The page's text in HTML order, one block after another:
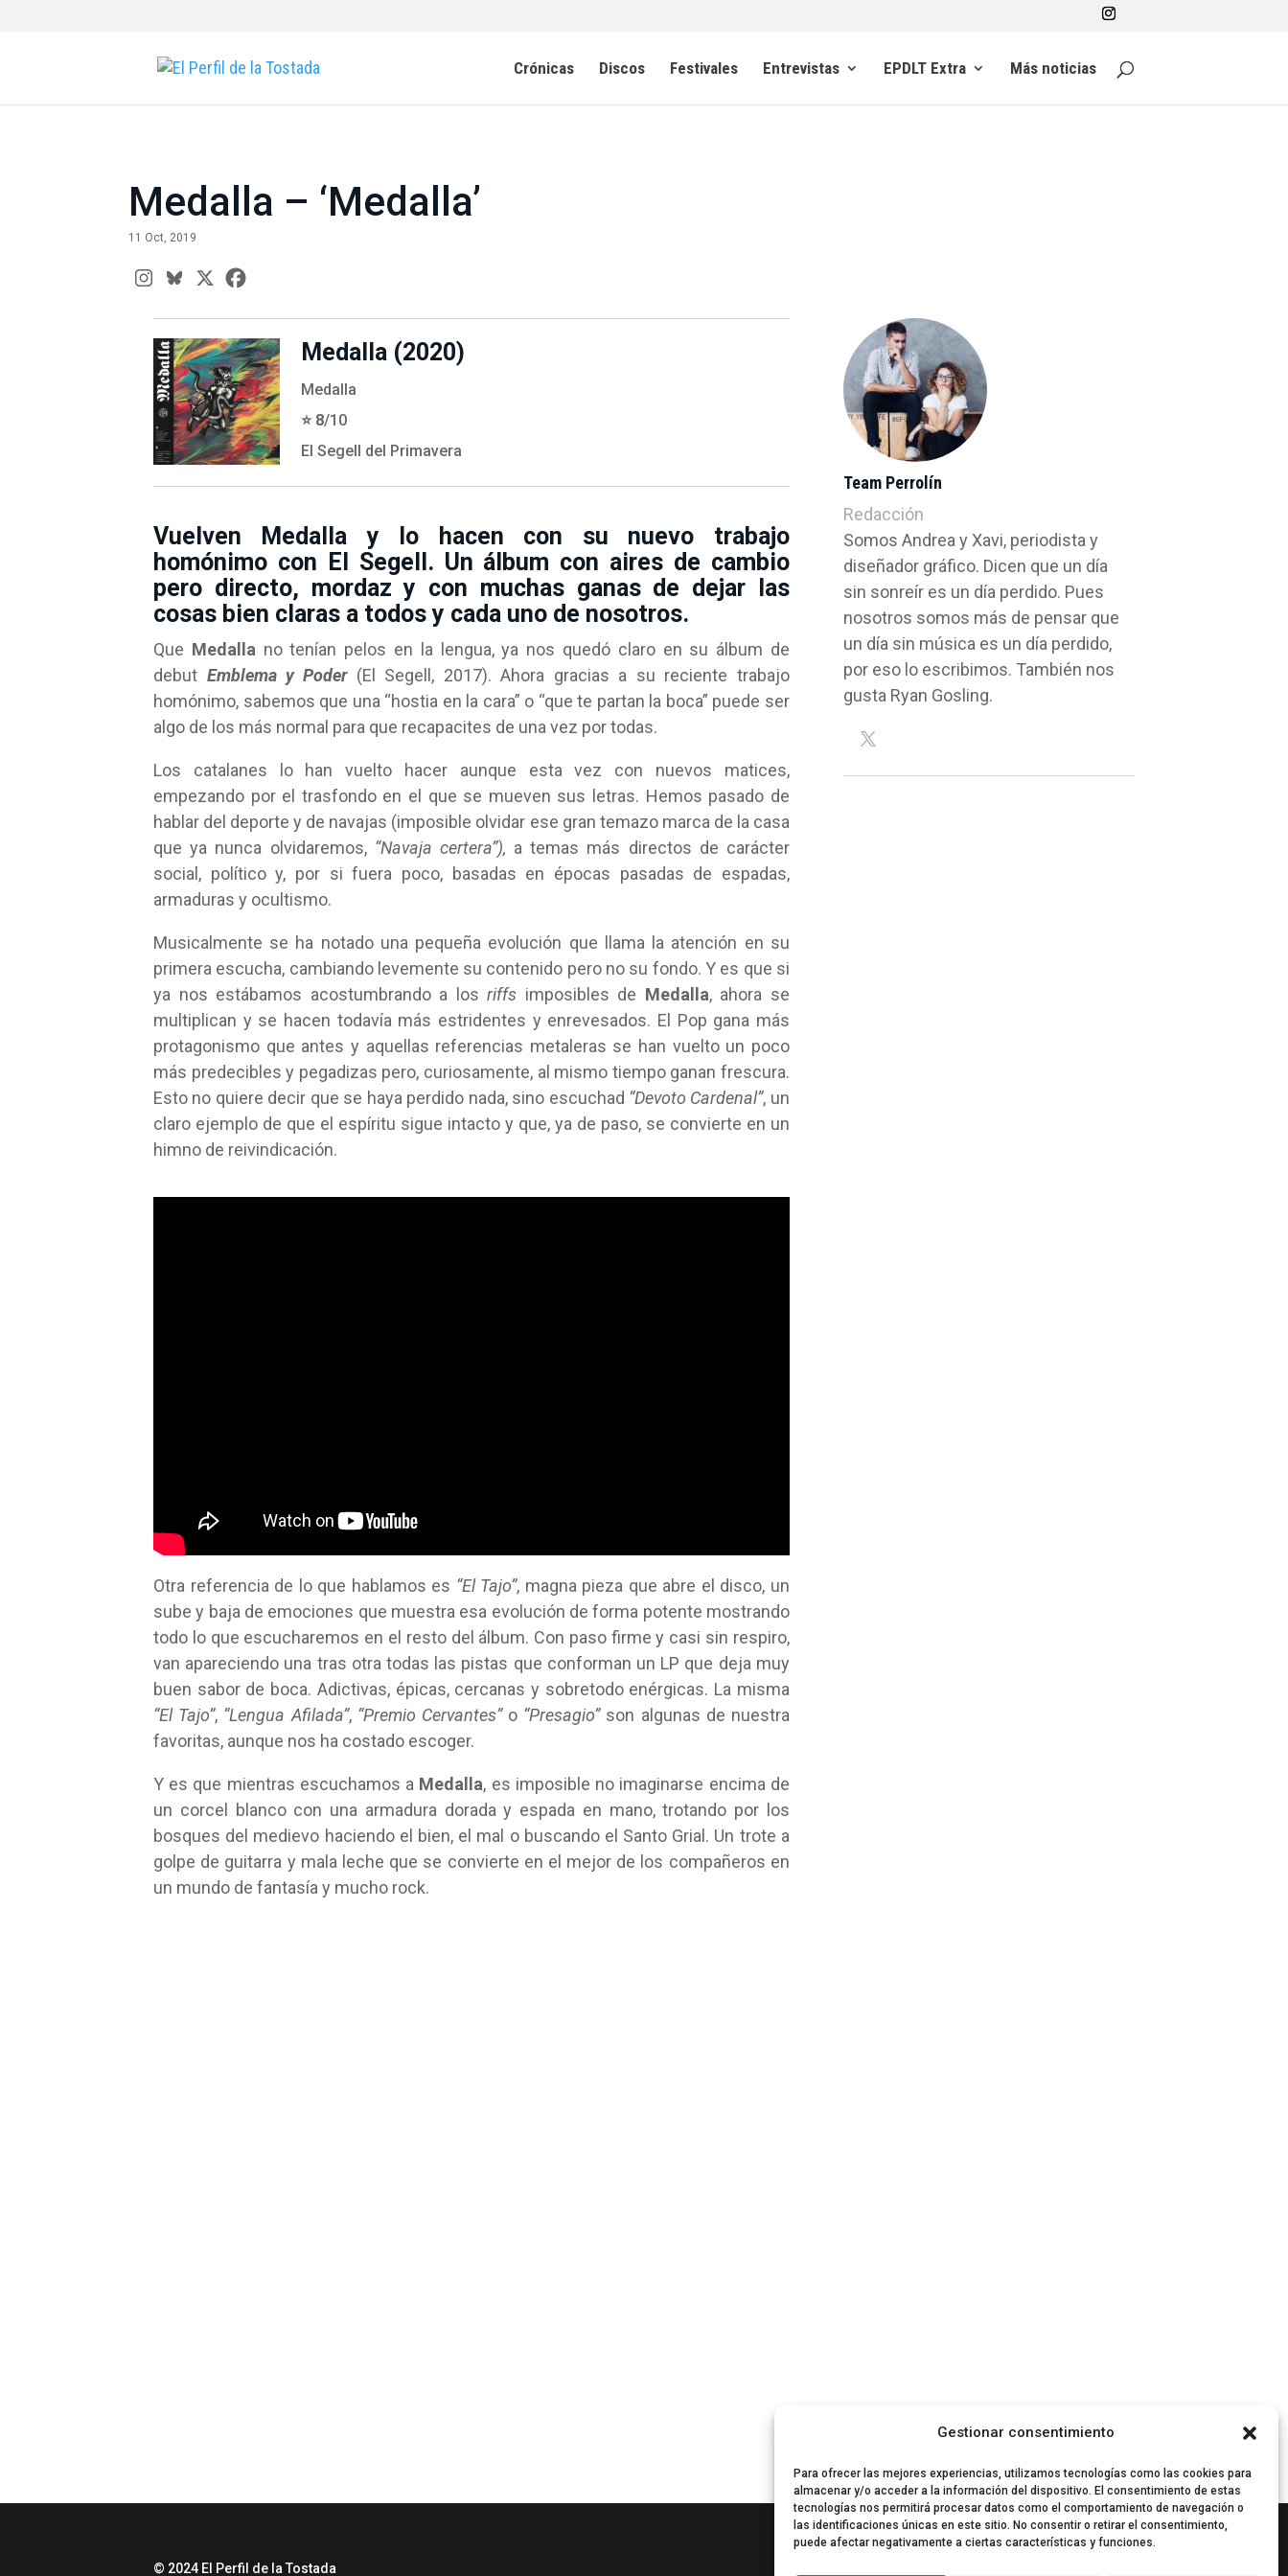
Gestionar consentimiento
Para ofrecer las mejores experiencias, utilizamos tecnologías como las cookies para
almacenar y/o acceder a la información del dispositivo. El consentimiento de estas
tecnologías nos permitirá procesar datos como el comportamiento de navegación o
las identificaciones únicas en este sitio. No consentir o retirar el consentimiento,
puede afectar negativamente a ciertas características y funciones.
Crónicas Discos Festivales Entrevistas EPDLT Extra Más noticias
Medalla – ‘Medalla’
11 Oct, 2019
Medalla (2020)
Medalla
⭐️ 8/10
El Segell del Primavera
Vuelven Medalla y lo hacen con su nuevo trabajo
homónimo con El Segell. Un álbum con aires de cambio
pero directo, mordaz y con muchas ganas de dejar las
cosas bien claras a todos y cada uno de nosotros.
Que Medalla no tenían pelos en la lengua, ya nos quedó claro en su álbum de
debut Emblema y Poder (El Segell, 2017). Ahora gracias a su reciente trabajo
homónimo, sabemos que una “hostia en la cara” o “que te partan la boca” puede ser
algo de los más normal para que recapacites de una vez por todas.
Los catalanes lo han vuelto hacer aunque esta vez con nuevos matices,
empezando por el trasfondo en el que se mueven sus letras. Hemos pasado de
hablar del deporte y de navajas (imposible olvidar ese gran temazo marca de la casa
que ya nunca olvidaremos, “Navaja certera”), a temas más directos de carácter
social, político y, por si fuera poco, basadas en épocas pasadas de espadas,
armaduras y ocultismo.
Musicalmente se ha notado una pequeña evolución que llama la atención en su
primera escucha, cambiando levemente su contenido pero no su fondo. Y es que si
ya nos estábamos acostumbrando a losriffs imposibles de Medalla, ahora se
multiplican y se hacen todavía más estridentes y enrevesados. El Pop gana más
protagonismo que antes y aquellas referencias metaleras se han vuelto un poco
más predecibles y pegadizas pero, curiosamente, al mismo tiempo ganan frescura.
Esto no quiere decir que se haya perdido nada, sino escuchad “Devoto Cardenal”, un
claro ejemplo de que el espíritu sigue intacto y que, ya de paso, se convierte en un
himno de reivindicación.
Otra referencia de lo que hablamos es “El Tajo”, magna pieza que abre el disco, un
sube y baja de emociones que muestra esa evolución de forma potente mostrando
todo lo que escucharemos en el resto del álbum. Con paso firme y casi sin respiro,
van apareciendo una tras otra todas las pistas que conforman un LP que deja muy
buen sabor de boca. Adictivas, épicas, cercanas y sobretodo enérgicas. La misma
“El Tajo”, “Lengua Afilada”, “Premio Cervantes”o “Presagio”son algunas de nuestra
favoritas, aunque nos ha costado escoger.
Y es que mientras escuchamos a Medalla, es imposible no imaginarse encima de
un corcel blanco con una armadura dorada y espada en mano, trotando por los
bosques del medievo haciendo el bien, el mal o buscando el Santo Grial. Un trote a
golpe de guitarra y mala leche que se convierte en el mejor de los compañeros en
un mundo de fantasía y mucho rock.
Team Perrolín
Redacción
Somos Andrea y Xavi, periodista y
diseñador gráfico. Dicen que un día
sin sonreír es un día perdido. Pues
nosotros somos más de pensar que
un día sin música es un día perdido,
por eso lo escribimos. También nos
gusta Ryan Gosling.
© 2024 El Perfil de la Tostada